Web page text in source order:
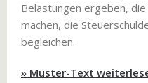
Belastungen ergeben,
machen, die
begleichen.
» Muster-Text